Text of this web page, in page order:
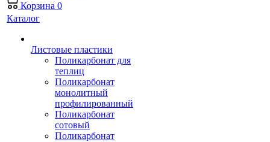
Корзина 0
Каталог
Листовые пластики
Поликарбонат для
теплиц
Поликарбонат
монолитный
профилированный
Поликарбонат
сотовый
Поликарбонат